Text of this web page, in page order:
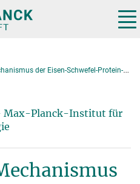
der Eisen-Schwefel-Protein-Biogenese in Eukaryoten
Max-Planck-Institut für